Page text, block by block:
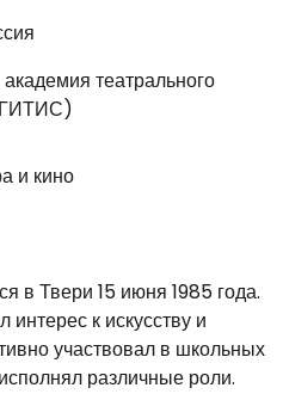
театрального
и кино
в Твери 15 июня 1985 года.
к искусству и
участвовал в школьных
различные роли.